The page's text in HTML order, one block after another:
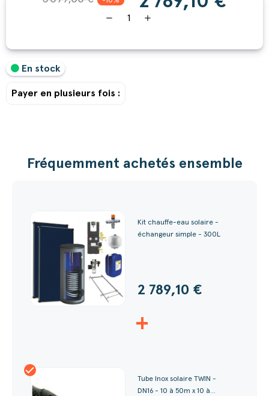
remove add
En stock
Payer en plusieurs fois :
Fréquemment achetés ensemble
Kit chauffe-eau solaire -
échangeur simple - 300L
2 789,10 €
+
Tube Inox solaire TWIN -
DN16 - 10 à 50m x 10 à...